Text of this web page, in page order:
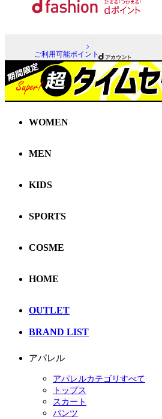
ご利用可能ポイント
WOMEN
MEN
KIDS
SPORTS
COSME
HOME
OUTLET
BRAND LIST
アパレル
アパレルカテゴリすべて
トップス
スカート
パンツ